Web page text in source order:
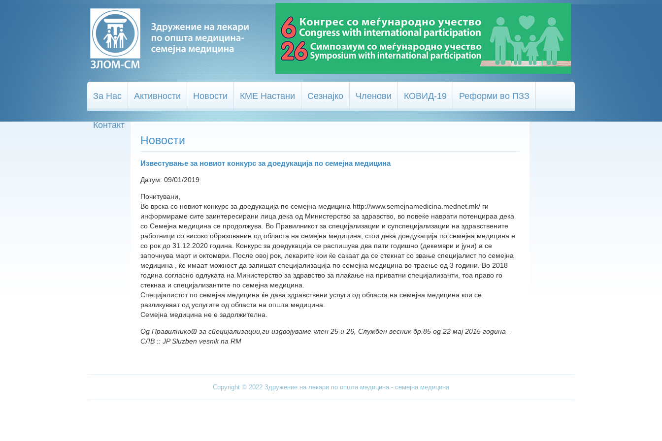
За Нас Активности Новости КМЕ Настани Сезнајко Членови КОВИД-19 Реформи во ПЗЗ
Контакт
Новости
Известување за новиот конкурс за доедукација по семејна медицина
Датум: 09/01/2019
Почитувани,
Во врска со новиот конкурс за доедукација по семејна медицина http://www.semejnamedicina.mednet.mk/ ги
информираме сите заинтересирани лица дека од Министерство за здравство, во повеќе наврати потенцираа дека
со Семејна медицина се продолжува. Во Правилникот за специјализации и супспецијализации на здравствените
работници со високо образование од областа на семејна медицина, стои дека доедукација по семејна медицина е
со рок до 31.12.2020 година. Конкурс за доедукација се распишува два пати годишно (декември и јуни) а се
започнува март и октомври. После овој рок, лекарите кои ќе сакаат да се стекнат со звање специјалист по семејна
медицина , ќе имаат можност да запишат специјализација по семејна медицина во траење од 3 години. Во 2018
година согласно одлуката на Министерство за здравство за плаќање на приватни специјализанти, тоа право го
стекнаа и специјализантите по семејна медицина.
Специјалистот по семејна медицина ќе дава здравствени услуги од областа на семејна медицина кои се
разликуваат од услугите од областа на општа медицина.
Семејна медицина не е задолжителна.
Од Правилникот за специјализации,ги издвојуваме член 25 и 26, Службен весник бр.85 од 22 мај 2015 година –
СЛВ :: JP Sluzben vesnik na RM
Copyright © 2022 Здружение на лекари по општа медицина - семејна медицина